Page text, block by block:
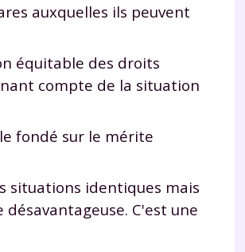
auxquelles ils peuvent
équitable des droits
compte de la situation
fondé sur le mérite
situations identiques mais
C'est une
de
?
!
scolaire